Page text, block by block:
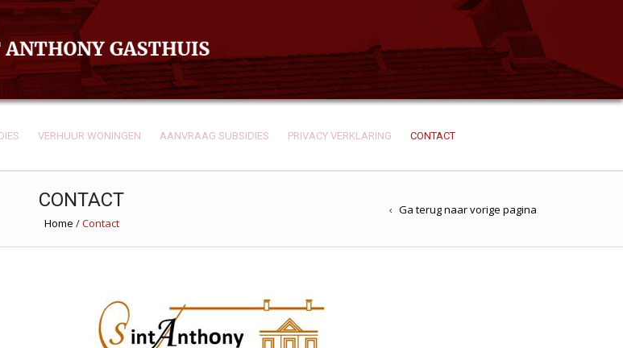
VERHUUR WONINGEN AANVRAAG SUBSIDIES PRIVACY VERKLARING CONTACT
CONTACT
Home /Contact
Ga terug naar vorige pagina